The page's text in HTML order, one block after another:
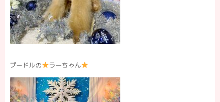
プードルの ラーちゃん